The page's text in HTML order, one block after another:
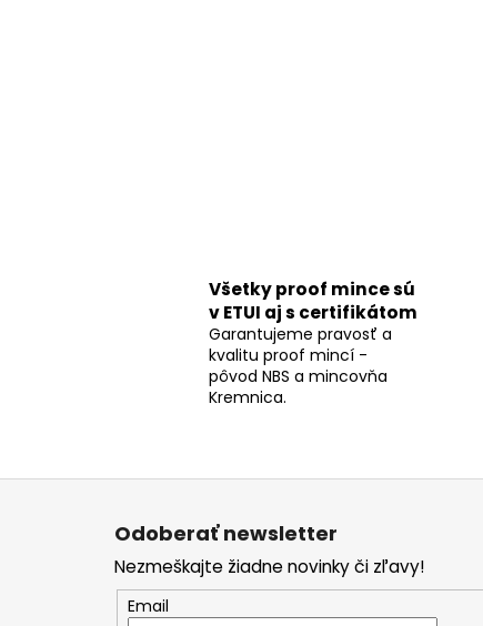
Všetky proof mince sú
v ETUI aj s certifikátom
Garantujeme pravosť a
kvalitu proof mincí -
pôvod NBS a mincovňa
Kremnica.
Odoberať newsletter
Nezmeškajte žiadne novinky či zľavy!
Email